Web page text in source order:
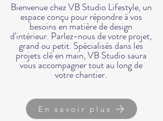
Bienvenue chez VB Studio Lifestyle, un
espace conçu pour répondre à vos
besoins en matière de design
d'intérieur. Parlez-nous de votre projet,
grand ou petit. Spécialisés dans les
projets clé en main, VB Studio saura
vous accompagner tout au long de
votre chantier.
En savoir plus